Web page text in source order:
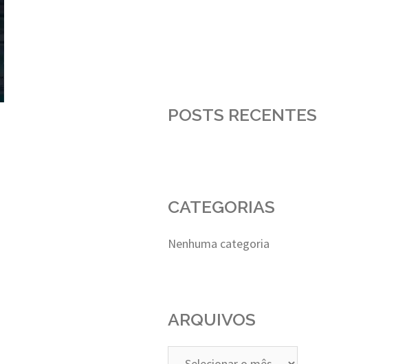
POSTS RECENTES
CATEGORIAS
Nenhuma categoria
ARQUIVOS
Arquivos